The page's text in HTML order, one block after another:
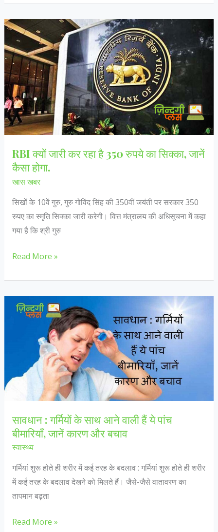
से
कैसे
बने
भीमराव
आंबेडकर,
जानें…
RBI क्यों जारी कर रहा है 350 रुपये का सिक्का, जानें
कैसा होगा.
खास खबर
सिखों के 10वें गुरु, गुरु गोविंद सिंह की 350वीं जयंती पर सरकार 350
रुपए का स्मृति सिक्का जारी करेगी। वित्त मंत्रालय की अधिसूचना में कहा
गया है कि श्री गुरु
RBI
जारी
कर
रहा
सिक्का,
होगा.
Read More »
सावधान : गर्मियों के साथ आने वाली हैं ये पांच
बीमारियाँ, जानें कारण और बचाव
स्वास्थ्य
गर्मियां शुरू होते ही शरीर में कई तरह के बदलाव : गर्मियां शुरू होते ही शरीर
में कई तरह के बदलाव देखने को मिलते हैं। जैसे-जैसे वातावरण का
तापमान बढ़ता
सावधान
Read More »